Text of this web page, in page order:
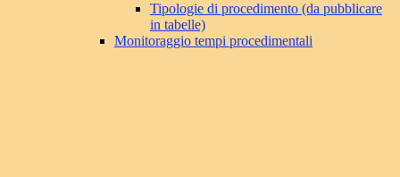
Tipologie di procedimento (da pubblicare
in tabelle)
Monitoraggio tempi procedimentali